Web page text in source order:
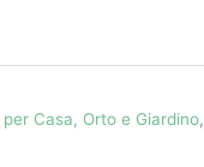
Casa, Orto e Giardino,